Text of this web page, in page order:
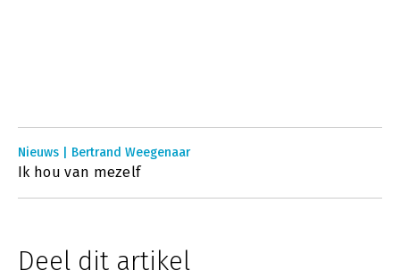
Nieuws | Bertrand Weegenaar
Ik hou van mezelf
Deel dit artikel